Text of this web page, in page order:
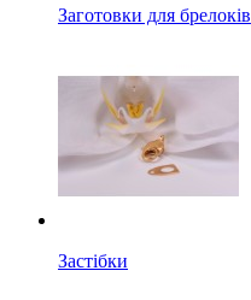
Заготовки для брелоків
Застібки